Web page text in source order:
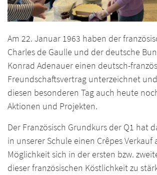
Am 22. Januar 1963 haben der
Charles de Gaulle und der deutsche
Konrad Adenauer einen deutsch-
Freundschaftsvertrag unterzeichnet
diesen besonderen Tag auch heute
Aktionen und Projekten.
Der Französisch Grundkurs der Q1 hat
in unserer Schule einen Crêpes Verkauf
Möglichkeit sich in der ersten bzw.
dieser französischen Köstlichkeit zu